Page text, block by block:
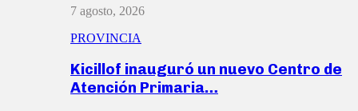
7 agosto, 2026
PROVINCIA
Kicillof inauguró un nuevo Centro de
Atención Primaria…